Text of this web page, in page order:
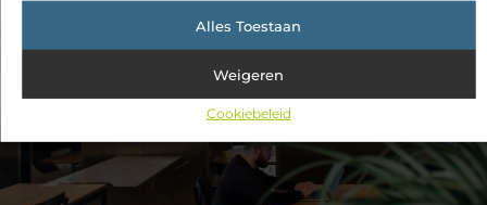
Alles Toestaan
Weigeren
Cookiebeleid
De beste Yogalessen in Heerenveen Scandinavische stijl in decoratie